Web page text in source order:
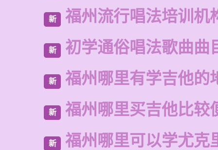
新 福州流行唱法培训机
新 初学通俗唱法歌曲曲
新 福州哪里有学吉他的
新 福州哪里买吉他比较
新 福州哪里可以学尤克